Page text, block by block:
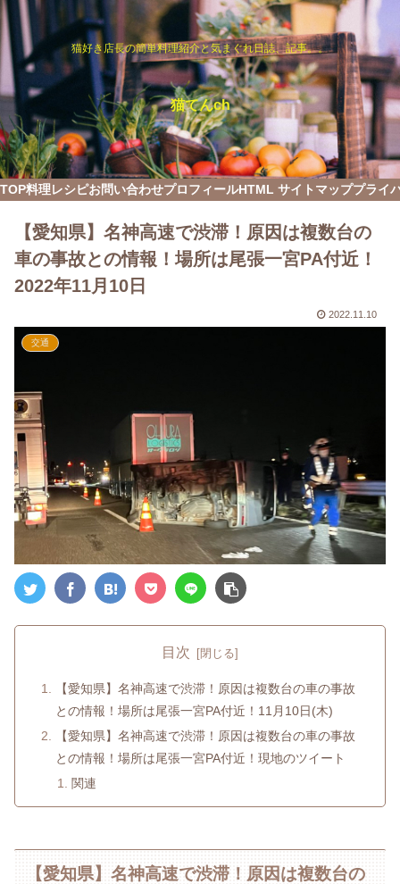
猫好き店長の簡単料理紹介と気まぐれ日誌、記事。。
猫てんch
TOP料理レシピお問い合わせプロフィールHTML サイトマッププライ
【愛知県】名神高速で渋滞！原因は複数台の
車の事故との情報！場所は尾張一宮PA付近！
2022年11月10日
2022.11.10
交通
目次
【愛知県】名神高速で渋滞！原因は複数台の車の事故
との情報！場所は尾張一宮PA付近！11月10日(木)
【愛知県】名神高速で渋滞！原因は複数台の車の事故
との情報！場所は尾張一宮PA付近！現地のツイート
関連
【愛知県】名神高速で渋滞！原因は複数台の